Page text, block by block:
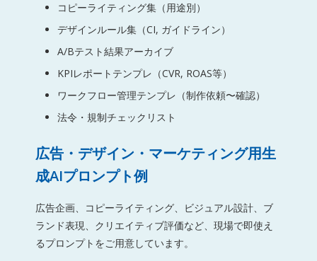
コピーライティング集（用途別）
デザインルール集（CI, ガイドライン）
A/Bテスト結果アーカイブ
KPIレポートテンプレ（CVR, ROAS等）
ワークフロー管理テンプレ（制作依頼〜確認）
法令・規制チェックリスト
広告・デザイン・マーケティング用生
成AIプロンプト例
広告企画、コピーライティング、ビジュアル設計、ブ
ランド表現、クリエイティブ評価など、現場で即使え
るプロンプトをご用意しています。